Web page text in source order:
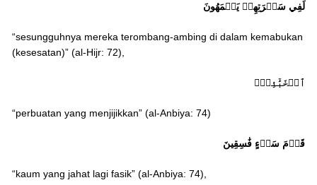
لَفِي سَكۡرَتِهِمۡ يَعۡمَهُونَ
“sesungguhnya mereka terombang-ambing di dalam kemabukan
(kesesatan)” (al-Hijr: 72),
ٱلۡخَبَٰٓئِثَۚ
“perbuatan yang menjijikkan” (al-Anbiya: 74)
قَوۡمَ سَوۡءٍ فَٰسِقِينَ
“kaum yang jahat lagi fasik” (al-Anbiya: 74),